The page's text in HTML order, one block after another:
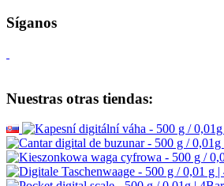
Síganos
Nuestras otras tiendas: